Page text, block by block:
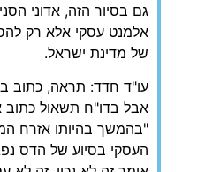
גם בסיור הזה, אדוני
אלמנט עסקי אלא רק
של מדינת ישראל.
עו"ד חדד: תראה, כתוב
אבל בדו"ח תשאול
"בהמשך בהיותו אזרח
העסקי בסיוע של הדס